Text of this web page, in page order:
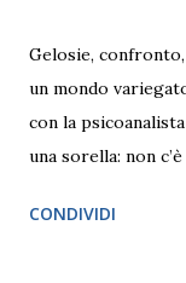
Gelosie,
un mondo
con la
una sorella: non
Brontë e forse
CONDIVIDI